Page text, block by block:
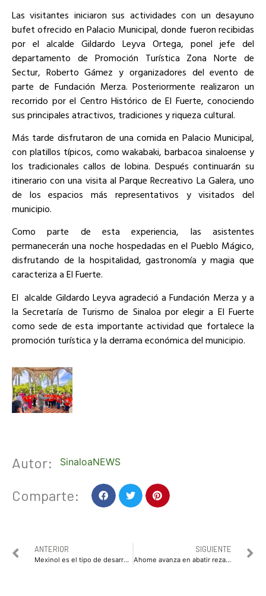
Las visitantes iniciaron sus actividades con un desayuno
bufet ofrecido en Palacio Municipal, donde fueron recibidas
por el alcalde Gildardo Leyva Ortega, ponel jefe del
departamento de Promoción Turística Zona Norte de
Sectur, Roberto Gámez y organizadores del evento de
parte de Fundación Merza. Posteriormente realizaron un
recorrido por el Centro Histórico de El Fuerte, conociendo
sus principales atractivos, tradiciones y riqueza cultural.
Más tarde disfrutaron de una comida en Palacio Municipal,
con platillos típicos, como wakabaki, barbacoa sinaloense y
los tradicionales callos de lobina. Después continuarán su
itinerario con una visita al Parque Recreativo La Galera, uno
de los espacios más representativos y visitados del
municipio.
Como parte de esta experiencia, las asistentes
permanecerán una noche hospedadas en el Pueblo Mágico,
disfrutando de la hospitalidad, gastronomía y magia que
caracteriza a El Fuerte.
El alcalde Gildardo Leyva agradeció a Fundación Merza y a
la Secretaría de Turismo de Sinaloa por elegir a El Fuerte
como sede de esta importante actividad que fortalece la
promoción turística y la derrama económica del municipio.
Autor: SinaloaNEWS
Comparte:
ANTERIOR
Mexinol es el tipo de desarrollos que necesita Sinaloa: Gobernadora Yeraldine
SIGUIENTE
Ahome avanza en abatir rezago en servicios básicos como drenaje, alumbrado y mejores vialidades